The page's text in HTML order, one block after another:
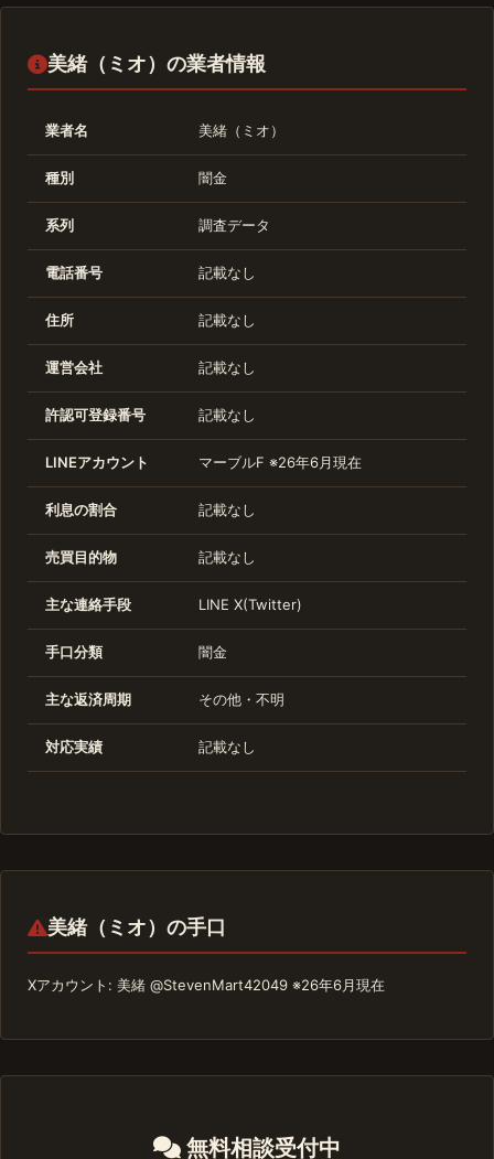
美緒（ミオ）の業者情報
業者名 美緒（ミオ）
種別 闇金
系列 調査データ
電話番号 記載なし
住所 記載なし
運営会社 記載なし
許認可登録番号 記載なし
LINEアカウント マーブルF ※26年6月現在
利息の割合 記載なし
売買目的物 記載なし
主な連絡手段 LINE X(Twitter)
手口分類 闇金
主な返済周期 その他・不明
対応実績 記載なし
美緒（ミオ）の手口
Xアカウント: 美緒 @StevenMart42049 ※26年6月現在
無料相談受付中